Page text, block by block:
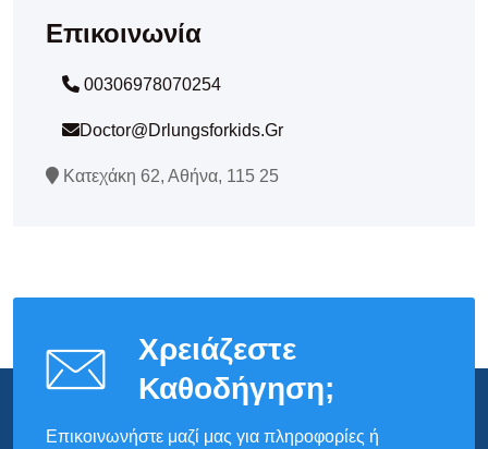
Επικοινωνία
00306978070254
Doctor@drlungsforkids.gr
Κατεχάκη 62, Αθήνα, 115 25
Χρειάζεστε
Καθοδήγηση;
Επικοινωνήστε μαζί μας για πληροφορίες ή